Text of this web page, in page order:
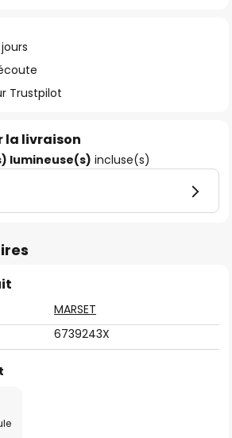
Trustpilot
la livraison
lumineuse(s) incluse(s)
MARSET
6739243X